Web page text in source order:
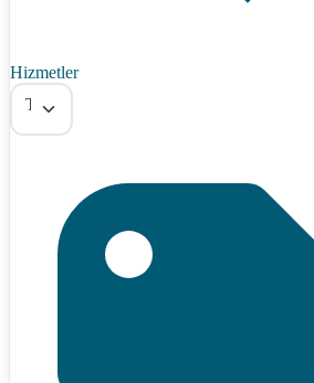
Hizmetler
Tümü